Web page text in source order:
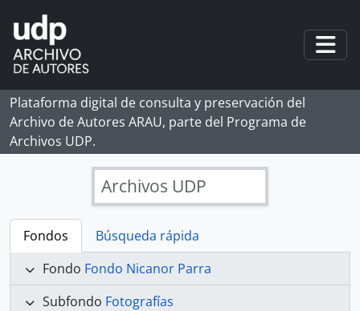
Skip to main content
Plataforma digital de consulta y preservación del
Archivo de Autores ARAU, parte del Programa de
Archivos UDP.
Archivos UDP
Fondos
Búsqueda rápida
Fondo Fondo Nicanor Parra
Subfondo Fotografías